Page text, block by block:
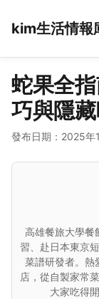
kim生活情報
蛇果全
巧與隱
發布日期：2025年
高雄餐旅大學餐
習、赴日本東京
菜譜研發者。熱
店，從自製家常
大家吃得